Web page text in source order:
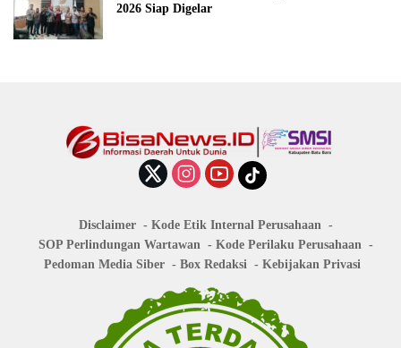
2026 Siap Digelar
Disclaimer
Kode Etik Internal Perusahaan
SOP Perlindungan Wartawan
Kode Perilaku Perusahaan
Pedoman Media Siber
Box Redaksi Kebijakan Privasi